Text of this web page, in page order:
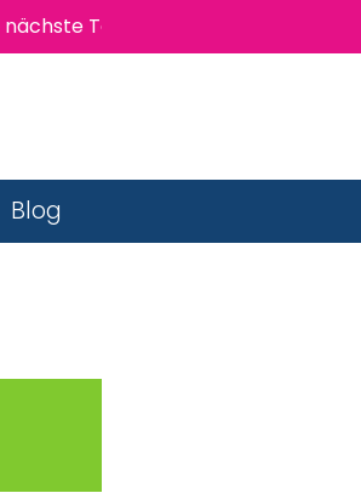
TopJob Messe findet am
Blog